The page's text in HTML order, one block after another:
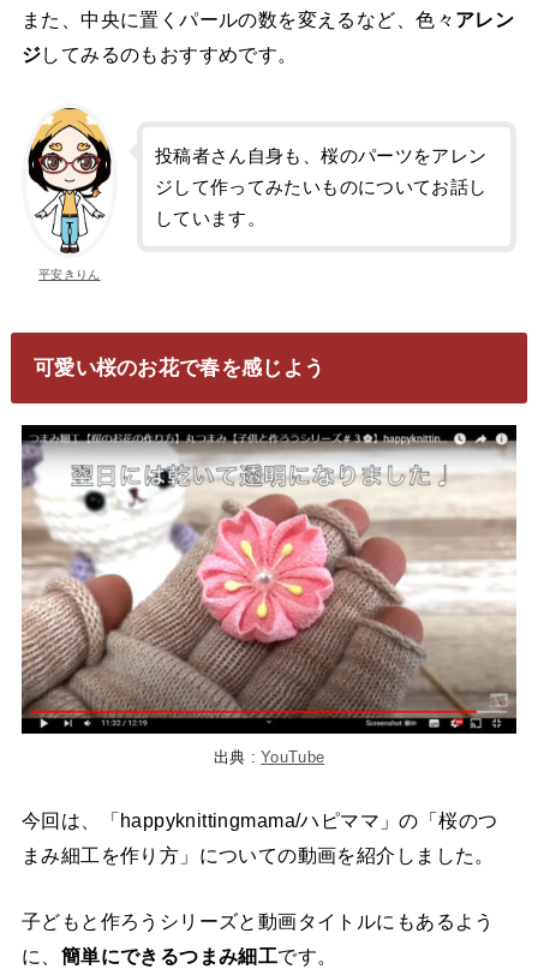
また、中央に置くパールの数を変えるなど、色々 アレン
ジしてみるのもおすすめです。
平安きりん
投稿者さん自身も、桜のパーツをアレン
ジして作ってみたいものについてお話し
しています。
可愛い桜のお花で春を感じよう
出典 :YouTube
今回は、「happyknittingmama/ハピママ」の「桜のつ
まみ細工を作り方」についての動画を紹介しました。
子どもと作ろうシリーズと動画タイトルにもあるよう
に、 簡単にできるつまみ細工です。